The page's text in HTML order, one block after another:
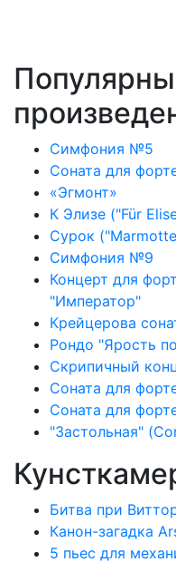
Симфония №5
Соната для
«Эгмонт»
К Элизе ("Für
Сурок
Симфония №9
Концерт для
"Император"
Крейцерова
Рондо "Ярость
Скрипичный
Соната для
Соната для
"Застольная"
Битва при
Канон-загадка
5 пьес для